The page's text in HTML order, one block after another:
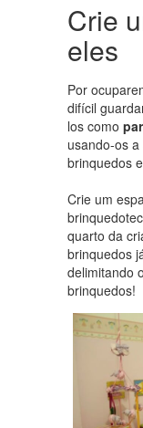
Crie
eles
Por
difícil
los como
usando-os
brinquedos
Crie um
quarto da
brinquedos
delimitando
brinquedos!